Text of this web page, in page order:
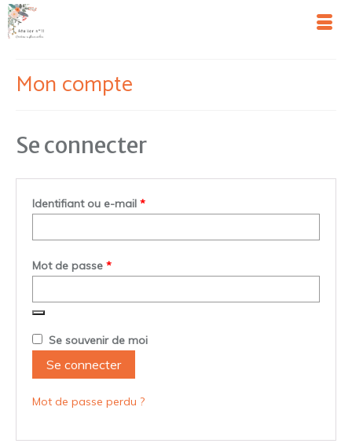
Mon compte
Se connecter
Identifiant ou e-mail *Obligatoire
Mot de passe *Obligatoire
Se souvenir de moi
Se connecter
Mot de passe perdu ?